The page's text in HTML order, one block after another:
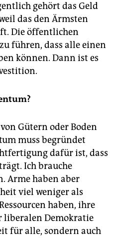
gehört das Geld
das den Ärmsten
Die öffentlichen
führen, dass alle einen
können. Dann ist es
Gütern oder Boden
muss begründet
dafür ist, dass
Ich brauche
Arme haben aber
viel weniger als
haben, ihre
liberalen Demokratie
für alle, sondern auch